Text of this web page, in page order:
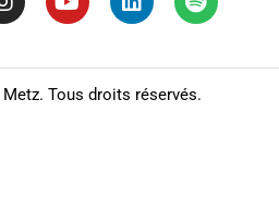
Metz. Tous droits réservés.